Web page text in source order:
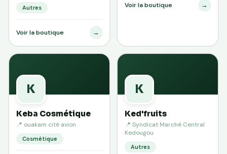
Autres
Voir la boutique →
Voir la boutique →
K
Keba Cosmétique
📍 ouakam cité avion
Cosmétique
K
Ked'fruits
📍 Syndicat Marché Central
Kedougou
Autres